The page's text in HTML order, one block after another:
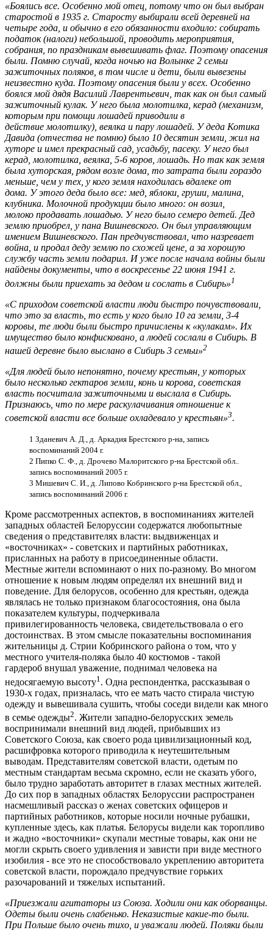
«Боялись все. Особенно мой отец, потому что он был выбран
старостой в 1935 г. Старосту выбирали всей деревней на
четыре года, и обычно в его обязанности входило: собирать
податок (налоги) небольшой, проводить мероприятия,
собрания, по праздникам вывешивать флаг. Поэтому опасения
были. Помню случай, когда ночью на Волынке 2 семьи
зажиточных поляков, в том числе и дети, были вывезены
неизвестно куда. Поэтому опасения были у всех. Особенно
боялся мой дядя Василий Лаврентьевич, так как он был самый
зажиточный кулак. У него была молотилка, керад (механизм,
которым при помощи лошадей приводили в
действие молотилку), веялка и пару лошадей. У деда Котика
Давида (отчества не помню) было 10 десятин земли, жил на
хуторе и имел прекрасный сад, усадьбу, пасеку. У него был
керад, молотилка, веялка, 5-6 коров, лошадь. Но так как земля
была хуторская, рядом возле дома, то затрата были гораздо
меньше, чем у тех, у кого земля находилась вдалеке от
дома. Уэтого деда было все: мед, яблоки, груши, малина,
клубника. Молочной продукции было много: он возил,
молоко продавать лошадью. У него было семеро детей. Дед
землю приобрел, у пана Вишневского. Он был управляющим
имением Вишневского. Пан предчувствовал, что назревает
война, и продал деду землю по схожей цене, а за хорошую
службу часть земли подарил. И уже после начала войны были
найдены документы, что в воскресенье 22 июня 1941 г.
должны были приехать за дедом и сослать в Сибирь»1
«С приходом советской власти люди быстро почувствовали,
что это за власть, то есть у кого было 10 га земли, 3-4
коровы, те люди были быстро причислены к «кулакам». Их
имущество было конфисковано, а людей сослали в Сибирь. В
нашей деревне было выслано в Сибирь 3 семьи»2
«Для людей было непонятно, почему крестьян, у которых
было несколько гектаров земли, конь и корова, советская
власть посчитала зажиточными и выслала в Сибирь.
Признаюсь, что по мере раскулачивания отношение к
советской власти все больше охладевало у крестьян»3.
1 Зданевич А. Д., д. Аркадия Брестского р-на, запись
воспоминаний 2004 г.
2 Пипко С. Ф., д. Дрочево Малоритского р-на Брестской обл..
запись воспоминаний 2005 г.
3 Мишевич С. И., д. Липово Кобринского р-на Брестской обл.,
запись воспоминаний 2006 г.
Кроме рассмотренных аспектов, в воспоминаниях жителей
западных областей Белоруссии содержатся любопытные
сведения о представителях власти: выдвиженцах и
«восточниках» - советских и партийных работниках,
присланных на работу в присоединенные области.
Местные жители вспоминают о них по-разному. Во многом
отношение к новым людям определял их внешний вид и
поведение. Для белорусов, особенно для крестьян, одежда
являлась не только признаком благосостояния, она была
показателем культуры, подчеркивала
привилегированность человека, свидетельствовала о его
достоинствах. В этом смысле показательны воспоминания
жительницы д. Стрии Кобринского района о том, что у
местного учителя-поляка было 40 костюмов - такой
гардероб внушал уважение, поднимал человека на
недосягаемую высоту1 . Одна респондентка, рассказывая о
1930-х годах, призналась, что ее мать часто стирала чистую
одежду и вывешивала сушить, чтобы соседи видели как много
в семье одежды2. Жители западно-белорусских земель
воспринимали внешний вид людей, прибывших из
Советского Союза, как своего рода цивилизационный код,
расшифровка которого приводила к неутешительным
выводам. Представителям советской власти, одетым по
местным стандартам весьма скромно, если не сказать убого,
было трудно заработать авторитет в глазах местных жителей.
До сих пор в западных областях Белоруссии распространен
насмешливый рассказ о женах советских офицеров и
партийных работников, которые носили ночные рубашки,
купленные здесь, как платья. Белорусы видели как торопливо
и жадно «восточники» скупали местные товары, как они не
могли скрыть своего удивления и зависти при виде местного
изобилия - все это не способствовало укреплению авторитета
советской власти, порождало предчувствие горьких
разочарований и тяжелых испытаний.
«Приезжали агитаторы из Союза. Ходили они как оборванцы.
Одеты были очень слабенько. Неказистые какие-то были.
При Польше было очень тихо, и уважали людей. Поляки были